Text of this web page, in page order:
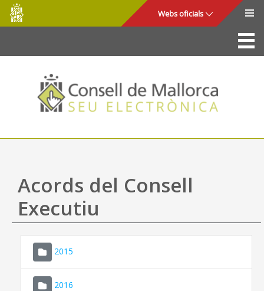
Salta al contingut principal
Consell
de
Mallorca
Webs oficials
La Seu
Consell de Mallorca
Accés i seguretat
Utilitats
Ajuda
Acords del Consell
Executiu
2015
2016